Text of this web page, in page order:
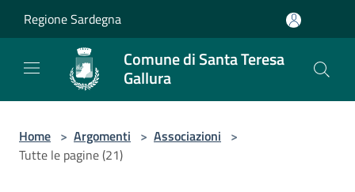
Regione Sardegna
Comune di Santa Teresa
Gallura
Home > Argomenti > Associazioni >
Tutte le pagine (21)